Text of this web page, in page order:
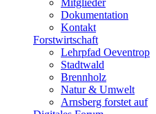
Mitglieder
Dokumentation
Kontakt
Forstwirtschaft
Lehrpfad Oeventrop
Stadtwald
Brennholz
Natur & Umwelt
Arnsberg forstet auf